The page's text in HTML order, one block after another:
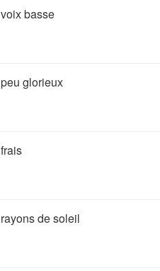
voix basse
peu glorieux
frais
rayons de soleil